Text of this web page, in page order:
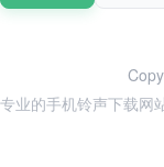
专业的手机铃声下载网